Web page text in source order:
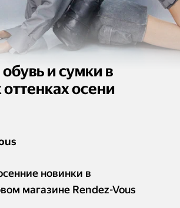
и сумки в
осени
новинки в
магазине Rendez-Vous